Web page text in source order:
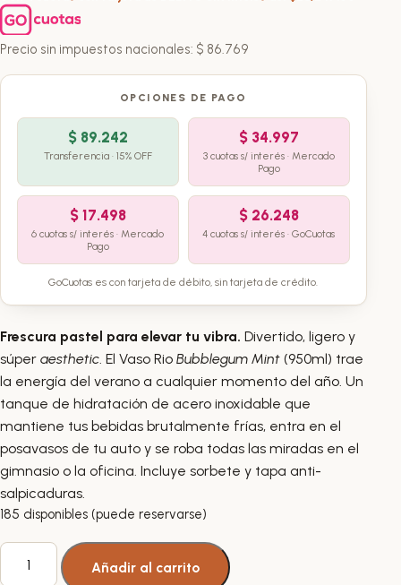
Precio sin impuestos nacionales: $ 86.769
OPCIONES DE PAGO
$89.242
Transferencia · 15% OFF
$34.997
3 cuotas s/ interés · Mercado
Pago
$17.498
6 cuotas s/ interés · Mercado
Pago
$26.248
4 cuotas s/ interés · GoCuotas
GoCuotas es con tarjeta de débito, sin tarjeta de crédito.
Frescura pastel para elevar tu vibra. Divertido, ligero y
súper aesthetic. El Vaso Rio Bubblegum Mint (950ml) trae
la energía del verano a cualquier momento del año. Un
tanque de hidratación de acero inoxidable que
mantiene tus bebidas brutalmente frías, entra en el
posavasos de tu auto y se roba todas las miradas en el
gimnasio o la oficina. Incluye sorbete y tapa anti-
salpicaduras.
185 disponibles (puede reservarse)
Vaso
Tumbler
Añadir al carrito